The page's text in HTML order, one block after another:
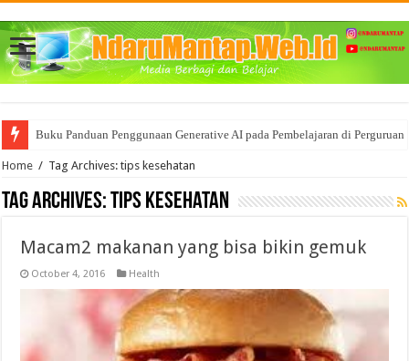
Buku Panduan Penggunaan Generative AI pada Pembelajaran di
Mencoba memahami BigData dan segala Manfaat nya bagi Bisnis
Home / Tag Archives: tips kesehatan
Tag Archives:tips kesehatan
Macam2 makanan yang bisa bikin gemuk
October 4, 2016 Health